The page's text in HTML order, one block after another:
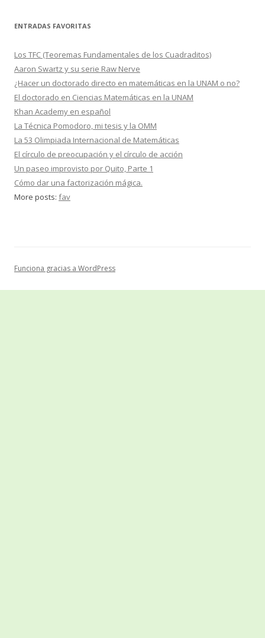
ENTRADAS FAVORITAS
Los TFC (Teoremas Fundamentales de los Cuadraditos)
Aaron Swartz y su serie Raw Nerve
¿Hacer un doctorado directo en matemáticas en la UNAM o no?
El doctorado en Ciencias Matemáticas en la UNAM
Khan Academy en español
La Técnica Pomodoro, mi tesis y la OMM
La 53 Olimpiada Internacional de Matemáticas
El círculo de preocupación y el círculo de acción
Un paseo improvisto por Quito, Parte 1
Cómo dar una factorización mágica.
More posts: fav
Funciona gracias a WordPress